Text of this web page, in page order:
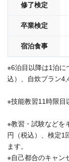
修了検定
卒業検定
宿泊食事
※6泊目以降は1泊に
込）、自炊プラン
※技能教習11時限目
※教習・試験などを
円（税込）、検定1
ます。
※自己都合のキャン